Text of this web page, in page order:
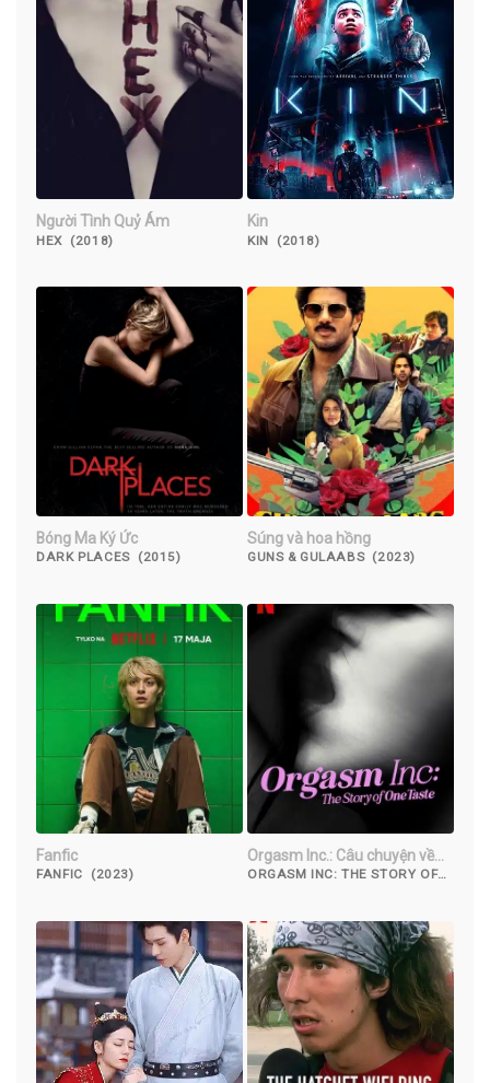
Người Tình Quỷ Ám
HEX (2018)
Kin
KIN (2018)
Bóng Ma Ký Ức
DARK PLACES (2015)
Súng và hoa hồng
GUNS & GULAABS (2023)
Fanfic
FANFIC (2023)
Orgasm Inc.: Câu chuyện về
OneTaste
ORGASM INC: THE STORY OF